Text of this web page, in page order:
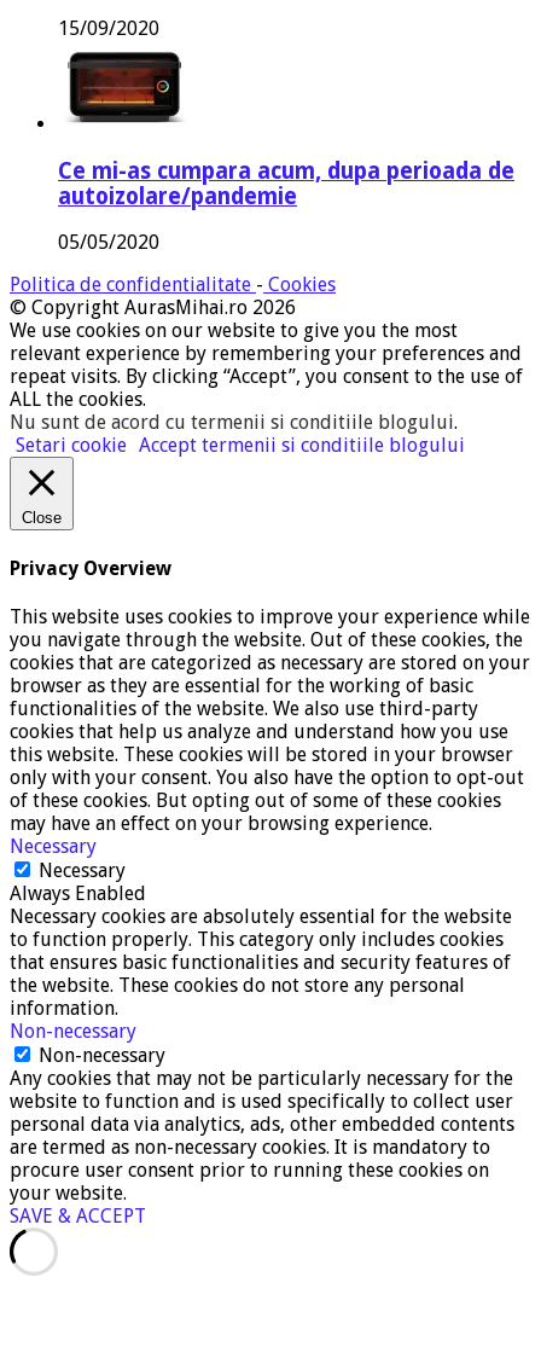
15/09/2020
Ce mi-as cumpara acum, dupa perioada de
autoizolare/pandemie
05/05/2020
Politica de confidentialitate - Cookies
© Copyright AurasMihai.ro 2026
We use cookies on our website to give you the most
relevant experience by remembering your preferences and
repeat visits. By clicking “Accept”, you consent to the use of
ALL the cookies.
Nu sunt de acord cu termenii si conditiile blogului.
Setari cookie Accept termenii si conditiile blogului
Close
Privacy Overview
This website uses cookies to improve your experience while
you navigate through the website. Out of these cookies, the
cookies that are categorized as necessary are stored on your
browser as they are essential for the working of basic
functionalities of the website. We also use third-party
cookies that help us analyze and understand how you use
this website. These cookies will be stored in your browser
only with your consent. You also have the option to opt-out
of these cookies. But opting out of some of these cookies
may have an effect on your browsing experience.
Necessary
Necessary
Always Enabled
Necessary cookies are absolutely essential for the website
to function properly. This category only includes cookies
that ensures basic functionalities and security features of
the website. These cookies do not store any personal
information.
Non-necessary
Non-necessary
Any cookies that may not be particularly necessary for the
website to function and is used specifically to collect user
personal data via analytics, ads, other embedded contents
are termed as non-necessary cookies. It is mandatory to
procure user consent prior to running these cookies on
your website.
SAVE & ACCEPT